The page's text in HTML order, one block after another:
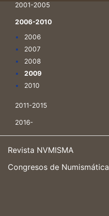
2001-2005
2006-2010
2006
2007
2008
2009
2010
2011-2015
2016-
Revista NVMISMA
Congresos de Numismática